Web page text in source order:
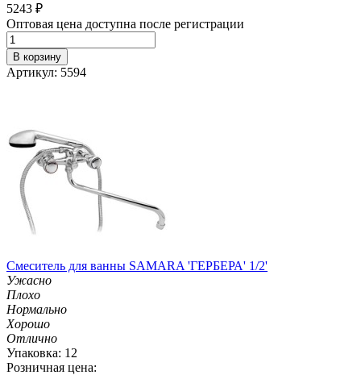
5243 ₽
Оптовая цена доступна после регистрации
В корзину
Артикул: 5594
Смеситель для ванны SAMARA 'ГЕРБЕРА' 1/2'
Ужасно
Плохо
Нормально
Хорошо
Отлично
Упаковка: 12
Розничная цена: